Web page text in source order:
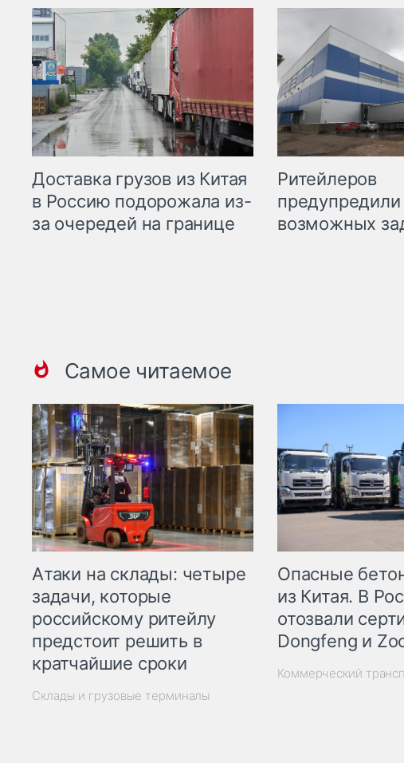
Доставка грузов из Китая
в Россию подорожала из-
за очередей на границе
Ритейлеров
предупредили
возможных
Самое читаемое
Атаки на склады: четыре
задачи, которые
российскому ритейлу
предстоит решить в
кратчайшие сроки
Склады и грузовые терминалы
Опасные
из Китая. В
отозвали
Dongfeng и
Коммерческий